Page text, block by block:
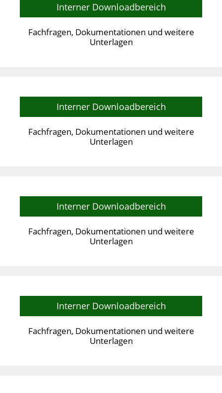
Interner Downloadbereich
Fachfragen, Dokumentationen und weitere
Unterlagen
Interner Downloadbereich
Fachfragen, Dokumentationen und weitere
Unterlagen
Interner Downloadbereich
Fachfragen, Dokumentationen und weitere
Unterlagen
Interner Downloadbereich
Fachfragen, Dokumentationen und weitere
Unterlagen